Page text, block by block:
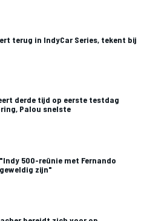
terug in IndyCar Series, tekent bij
derde tijd op eerste testdag
Palou snelste
500-reünie met Fernando
zijn"